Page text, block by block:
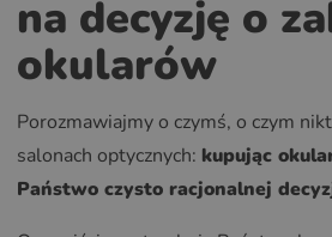
na decyzję o
okularów
Porozmawiajmy o czymś, o czym
salonach optycznych: kupując
Państwo czysto racjonalnej